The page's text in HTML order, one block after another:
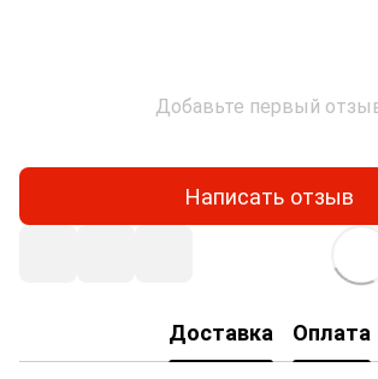
Добавьте первый
Написать отзыв
Доставка Оплата